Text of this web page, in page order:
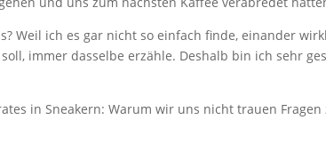
Weil ich es gar nicht so einfach finde, einander
immer dasselbe erzähle. Deshalb bin ich sehr